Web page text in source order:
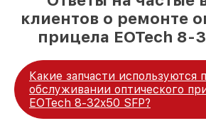
клиентов о ремонте
прицела EOTech 8-
Какие запчасти используются
обслуживании оптического
EOTech 8-32x50 SFP?